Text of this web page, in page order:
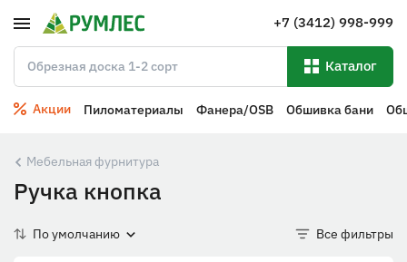
+7 (3412) 998-999
Каталог
Акции Пиломатериалы Фанера/OSB Обшивка бани
Мебельная фурнитура
Ручка кнопка
По умолчанию Все фильтры